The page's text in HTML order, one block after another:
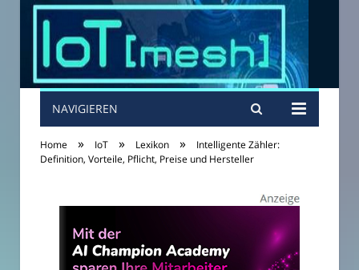
NAVIGIEREN
Home » IoT » Lexikon »
Intelligente Zähler:
Definition, Vorteile, Pflicht, Preise und Hersteller